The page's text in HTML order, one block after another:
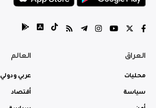
العراق
محليات
سياسة
العالم
عربي ودولي
أقتصاد